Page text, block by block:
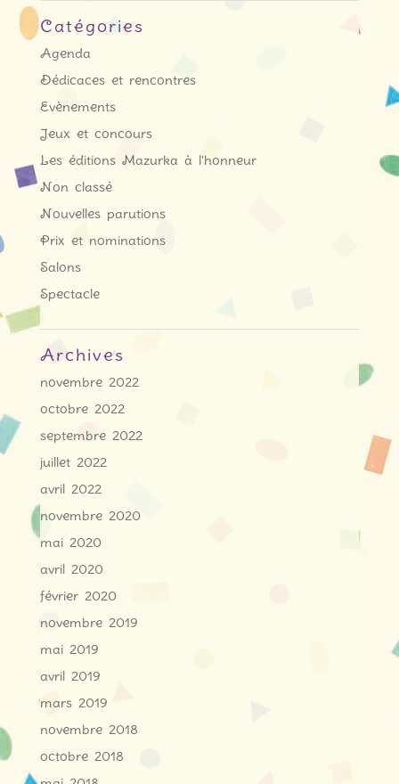
Catégories
Agenda
Dédicaces et rencontres
Evènements
Jeux et concours
Les éditions Mazurka à l'honneur
Non classé
Nouvelles parutions
Prix et nominations
Salons
Spectacle
Archives
novembre 2022
octobre 2022
septembre 2022
juillet 2022
avril 2022
novembre 2020
mai 2020
avril 2020
février 2020
novembre 2019
mai 2019
avril 2019
mars 2019
novembre 2018
octobre 2018